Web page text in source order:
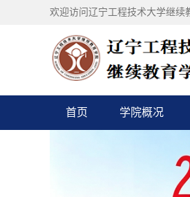
欢迎访问辽宁工程技术大学继续
首页 学院概况